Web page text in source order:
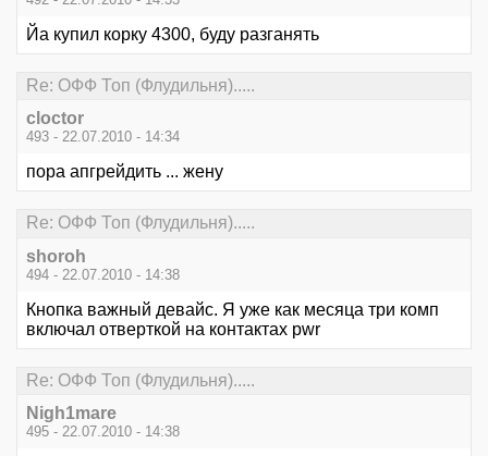
Йа купил корку 4300, буду разганять
Re: ОФФ Топ (Флудильня).....
cloctor
493 - 22.07.2010 - 14:34
пора апгрейдить ... жену
Re: ОФФ Топ (Флудильня).....
shoroh
494 - 22.07.2010 - 14:38
Кнопка важный девайс. Я уже как месяца три комп
включал отверткой на контактах pwr
Re: ОФФ Топ (Флудильня).....
Nigh1mare
495 - 22.07.2010 - 14:38